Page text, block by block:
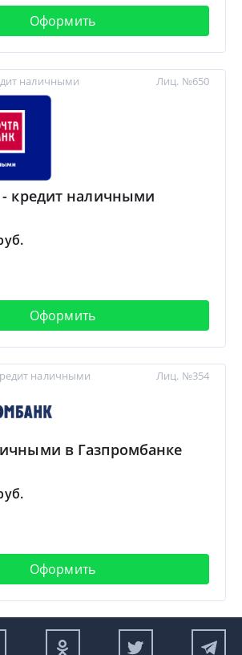
Оформить
наличными
- кредит наличными
Оформить
Лиц. №650
наличными
в Газпромбанке
Оформить
Лиц. №354